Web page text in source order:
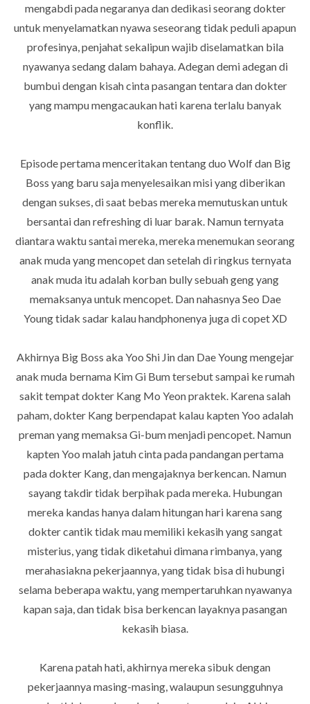
mengabdi pada negaranya dan dedikasi seorang dokter
untuk menyelamatkan nyawa seseorang tidak peduli apapun
profesinya, penjahat sekalipun wajib diselamatkan bila
nyawanya sedang dalam bahaya. Adegan demi adegan di
bumbui dengan kisah cinta pasangan tentara dan dokter
yang mampu mengacaukan hati karena terlalu banyak
konflik.
Episode pertama menceritakan tentang duo Wolf dan Big
Boss yang baru saja menyelesaikan misi yang diberikan
dengan sukses, di saat bebas mereka memutuskan untuk
bersantai dan refreshing di luar barak. Namun ternyata
diantara waktu santai mereka, mereka menemukan seorang
anak muda yang mencopet dan setelah di ringkus ternyata
anak muda itu adalah korban bully sebuah geng yang
memaksanya untuk mencopet. Dan nahasnya Seo Dae
Young tidak sadar kalau handphonenya juga di copet XD
Akhirnya Big Boss aka Yoo Shi Jin dan Dae Young mengejar
anak muda bernama Kim Gi Bum tersebut sampai ke rumah
sakit tempat dokter Kang Mo Yeon praktek. Karena salah
paham, dokter Kang berpendapat kalau kapten Yoo adalah
preman yang memaksa Gi-bum menjadi pencopet. Namun
kapten Yoo malah jatuh cinta pada pandangan pertama
pada dokter Kang, dan mengajaknya berkencan. Namun
sayang takdir tidak berpihak pada mereka. Hubungan
mereka kandas hanya dalam hitungan hari karena sang
dokter cantik tidak mau memiliki kekasih yang sangat
misterius, yang tidak diketahui dimana rimbanya, yang
merahasiakna pekerjaannya, yang tidak bisa di hubungi
selama beberapa waktu, yang mempertaruhkan nyawanya
kapan saja, dan tidak bisa berkencan layaknya pasangan
kekasih biasa.
Karena patah hati, akhirnya mereka sibuk dengan
pekerjaannya masing-masing, walaupun sesungguhnya